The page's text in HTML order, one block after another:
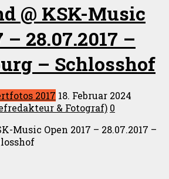
@ KSK-Music
– 28.07.2017 –
– Schlosshof
2017 18. Februar 2024
& Fotograf) 0